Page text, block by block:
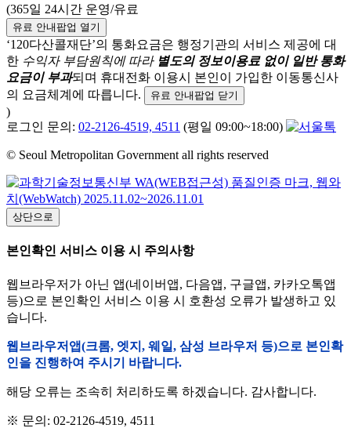
(365일 24시간 운영/유료
유료 안내팝업 열기
‘120다산콜재단’의 통화요금은 행정기관의 서비스 제공에 대
한 수익자 부담원칙에 따라 별도의 정보이용료 없이 일반 통화
요금이 부과되며 휴대전화 이용시 본인이 가입한 이동통신사
의 요금체계에 따릅니다.
유료 안내팝업 닫기
)
로그인 문의: 02-2126-4519, 4511 (평일 09:00~18:00)
© Seoul Metropolitan Government all rights reserved
상단으로
본인확인 서비스 이용 시 주의사항
웹브라우저가 아닌 앱(네이버앱, 다음앱, 구글앱, 카카오톡앱
등)으로 본인확인 서비스 이용 시 호환성 오류가 발생하고 있
습니다.
웹브라우저앱(크롬, 엣지, 웨일, 삼성 브라우저 등)으로 본인확
인을 진행하여 주시기 바랍니다.
해당 오류는 조속히 처리하도록 하겠습니다. 감사합니다.
※ 문의: 02-2126-4519, 4511